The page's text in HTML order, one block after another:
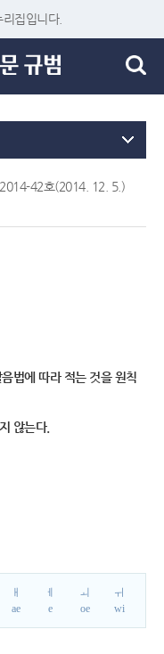
집입니다.
42호(2014. 12. 5.)
법에 따라 적는 것을 원칙
않는다.
ㅐ
ae
ㅔ
e
ㅚ
oe
ㅟ
wi